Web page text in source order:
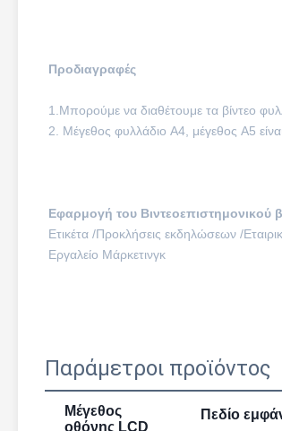
Προδιαγραφές
1.Μπορούμε να διαθέτουμε τα βίντεο
2. Μέγεθος φυλλάδιο A4, μέγεθος A5
Εφαρμογή του Βιντεοεπιστημονικού
Ετικέτα /Προκλήσεις εκδηλώσεων /
Εργαλείο Μάρκετινγκ
Παράμετροι προϊόντος
Μέγεθος
οθόνης LCD
Πεδίο